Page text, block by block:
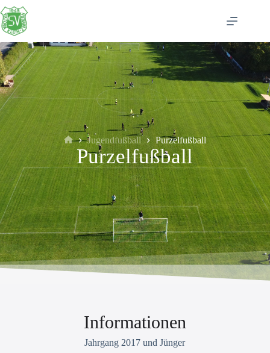
Jugendfußball Purzelfußball
Purzelfußball
Informationen
Jahrgang 2017 und Jünger